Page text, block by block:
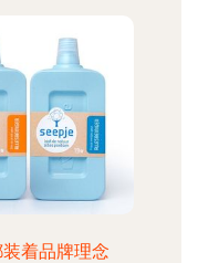
着品牌理念